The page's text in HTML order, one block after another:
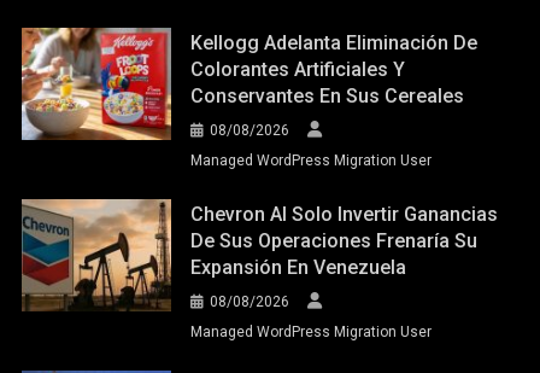
Kellogg Adelanta Eliminación De
Colorantes Artificiales Y
Conservantes En Sus Cereales
08/08/2026
Managed WordPress Migration User
Chevron Al Solo Invertir Ganancias
De Sus Operaciones Frenaría Su
Expansión En Venezuela
08/08/2026
Managed WordPress Migration User